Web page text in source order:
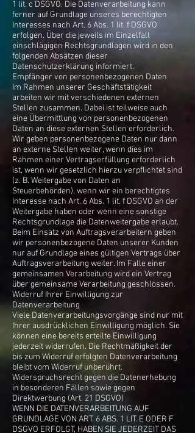
1 lit. c DSGVO. Die Datenverarbeitung kann
ferner auf Grundlage unseres berechtigten
Interesses nach Art. 6 Abs. 1 lit. f DSGVO
erfolgen. Über die jeweils im Einzelfall
einschlägigen Rechtsgrundlagen wird in den
folgenden Absätzen dieser
Datenschutzerklärung informiert.
Empfänger von personenbezogenen Daten
Im Rahmen unserer Geschäftstätigkeit
arbeiten wir mit verschiedenen externen
Stellen zusammen. Dabei ist teilweise auch
eine Übermittlung von personenbezogenen
Daten an diese externen Stellen erforderlich.
Wir geben personenbezogene Daten nur dann
an externe Stellen weiter, wenn dies im
Rahmen einer Vertragserfüllung erforderlich
ist, wenn wir gesetzlich hierzu verpflichtet sind
(z. B. Weitergabe von Daten an
Steuerbehörden), wenn wir ein berechtigtes
Interesse nach Art. 6 Abs. 1 lit. f DSGVO an der
Weitergabe haben oder wenn eine sonstige
Rechtsgrundlage die Datenweitergabe erlaubt.
Beim Einsatz von Auftragsverarbeitern geben
wir personenbezogene Daten unserer Kunden
nur auf Grundlage eines gültigen Vertrags über
Auftragsverarbeitung weiter. Im Falle einer
gemeinsamen Verarbeitung wird ein Vertrag
über gemeinsame Verarbeitung geschlossen.
Widerruf Ihrer Einwilligung zur
Datenverarbeitung
Viele Datenverarbeitungsvorgänge sind nur mit
Ihrer ausdrücklichen Einwilligung möglich. Sie
können eine bereits erteilte Einwilligung
jederzeit widerrufen. Die Rechtmäßigkeit der
bis zum Widerruf erfolgten Datenverarbeitung
bleibt vom Widerruf unberührt.
Widerspruchsrecht gegen die Datenerhebung
in besonderen Fällen sowie gegen
Direktwerbung (Art. 21 DSGVO)
WENN DIE DATENVERARBEITUNG AUF
GRUNDLAGE VON ART. 6 ABS. 1 LIT. E ODER F
DSGVO ERFOLGT, HABEN SIE JEDERZEIT DAS